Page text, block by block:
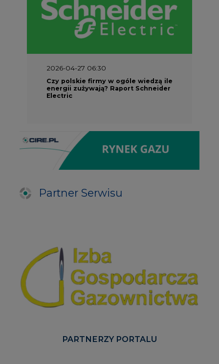
2026-04-27 06:30
Czy polskie firmy w ogóle wiedzą ile
energii zużywają? Raport Schneider
Electric
Partner Serwisu
PARTNERZY PORTALU